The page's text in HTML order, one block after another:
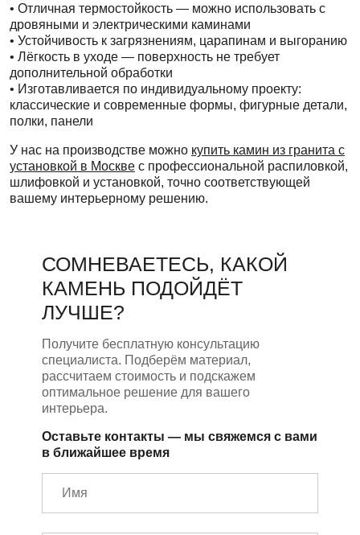
• Отличная термостойкость — можно использовать с
дровяными и электрическими каминами
• Устойчивость к загрязнениям, царапинам и выгоранию
• Лёгкость в уходе — поверхность не требует
дополнительной обработки
• Изготавливается по индивидуальному проекту:
классические и современные формы, фигурные детали,
полки, панели
У нас на производстве можно купить камин из гранита с
установкой в Москве с профессиональной распиловкой,
шлифовкой и установкой, точно соответствующей
вашему интерьерному решению.
СОМНЕВАЕТЕСЬ, КАКОЙ
КАМЕНЬ ПОДОЙДЁТ
ЛУЧШЕ?
Получите бесплатную консультацию
специалиста. Подберём материал,
рассчитаем стоимость и подскажем
оптимальное решение для вашего
интерьера.
Оставьте контакты — мы свяжемся с вами
в ближайшее время